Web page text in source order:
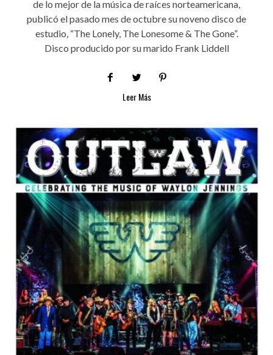
de lo mejor de la música de raíces norteamericana,
publicó el pasado mes de octubre su noveno disco de
estudio, “The Lonely, The Lonesome & The Gone”.
Disco producido por su marido Frank Liddell
Leer Más